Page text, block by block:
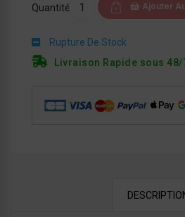
Quantité Ajouter
Rupture De Stock
Livraison Rapide sous